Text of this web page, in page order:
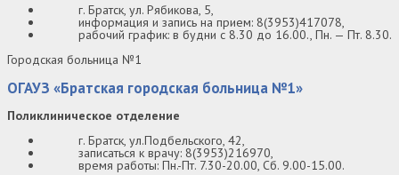
г. Братск, ул. Рябикова, 5,
информация и запись на прием: 8(3953)417078,
рабочий график: в будни с 8.30 до 16.00., Пн. — Пт. 8.30.
Городская больница №1
ОГАУЗ «Братская городская больница №1»
Поликлиническое отделение
г. Братск, ул.Подбельского, 42,
записаться к врачу: 8(3953)216970,
время работы: Пн.-Пт. 7.30-20.00, Сб. 9.00-15.00.